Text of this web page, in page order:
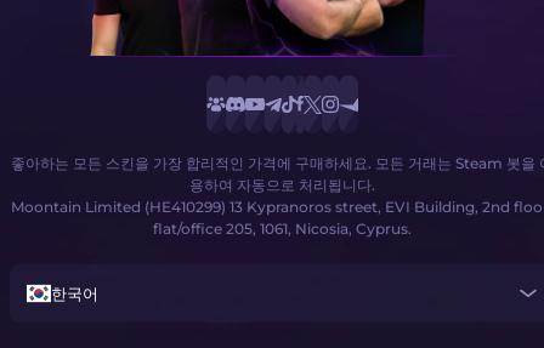
좋아하는 모든 스킨을 가장 합리적인 가격에 구매하세요. 모든 거래는 Steam 봇을
용하여 자동으로 처리됩니다.
Moontain Limited (HE410299) 13 Kypranoros street, EVI Building, 2nd
flat/office 205, 1061, Nicosia, Cyprus.
한국어